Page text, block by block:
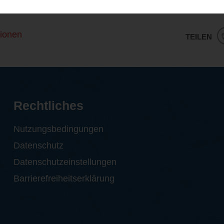
TEILEN
Rechtliches
Nutzungsbedingungen
Datenschutz
Datenschutzeinstellungen
Barrierefreiheitserklärung